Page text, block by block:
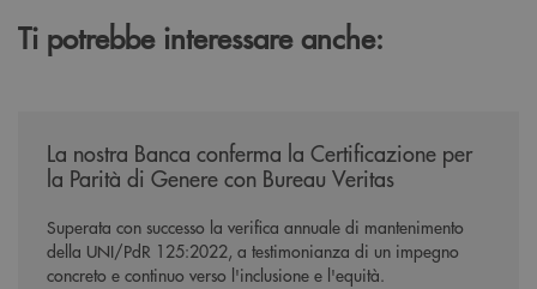
Ti potrebbe interessare anche:
La nostra Banca conferma la Certificazione per
la Parità di Genere con Bureau Veritas
Superata con successo la verifica annuale di mantenimento
della UNI/PdR 125:2022, a testimonianza di un impegno
concreto e continuo verso l'inclusione e l'equità.